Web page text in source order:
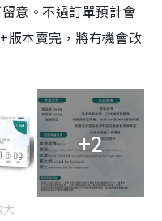
意。不過訂單預計會
版本賣完，將有機會改
+2